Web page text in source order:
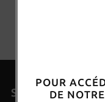
Suivre l'Università
POUR
DE